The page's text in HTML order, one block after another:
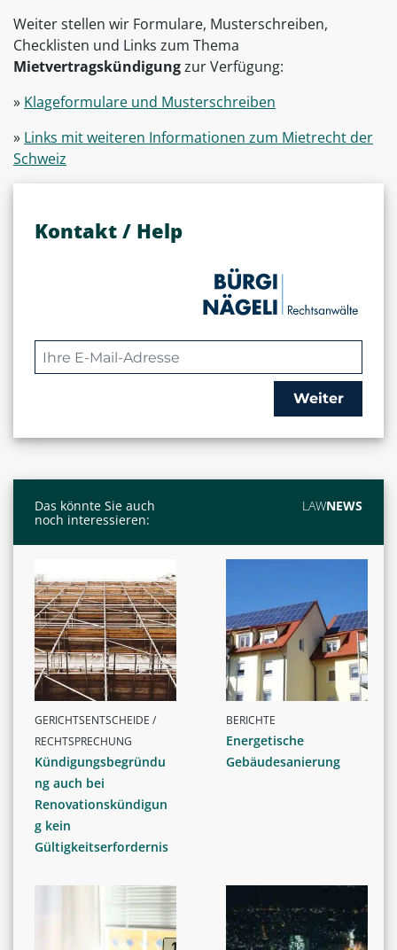
Weiter stellen wir Formulare, Musterschreiben,
Checklisten und Links zum Thema
Mietvertragskündigungzur Verfügung:
» Klageformulare und Musterschreiben
» Links mit weiteren Informationen zum Mietrecht der
Schweiz
Kontakt / Help
Weiter
Das könnte Sie auch
noch interessieren:
LAWNEWS
GERICHTSENTSCHEIDE /
RECHTSPRECHUNG
Kündigungsbegründu
ng auch bei
Renovationskündigun
g kein
Gültigkeitserfordernis
BERICHTE
Energetische
Gebäudesanierung